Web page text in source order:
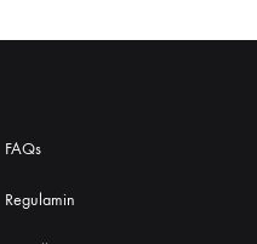
FAQs
Regulamin